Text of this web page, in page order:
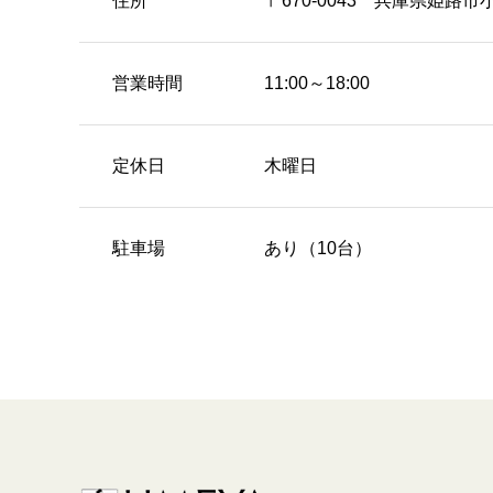
営業時間 11:00～18:00
定休日 木曜日
駐車場 あり（10台）